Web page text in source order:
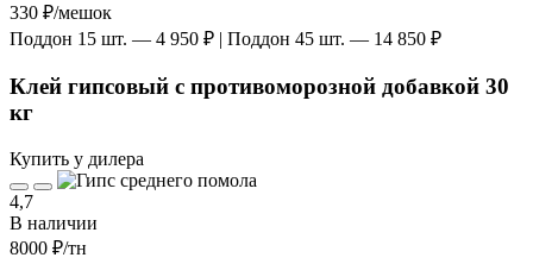
330 ₽/мешок
Поддон 15 шт. — 4 950 ₽ | Поддон 45 шт. — 14 850 ₽
Клей гипсовый с противоморозной добавкой 30
кг
Купить у дилера
4,7
В наличии
8000 ₽/тн